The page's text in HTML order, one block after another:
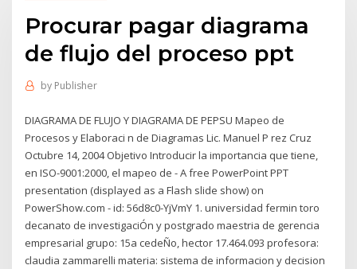
Procurar pagar diagrama
de flujo del proceso ppt
by Publisher
DIAGRAMA DE FLUJO Y DIAGRAMA DE PEPSU Mapeo de
Procesos y Elaboraci n de Diagramas Lic. Manuel P rez Cruz
Octubre 14, 2004 Objetivo Introducir la importancia que tiene,
en ISO-9001:2000, el mapeo de - A free PowerPoint PPT
presentation (displayed as a Flash slide show) on
PowerShow.com - id: 56d8c0-YjVmY 1. universidad fermin toro
decanato de investigaciÓn y postgrado maestria de gerencia
empresarial grupo: 15a cedeÑo, hector 17.464.093 profesora:
claudia zammarelli materia: sistema de informacion y decision